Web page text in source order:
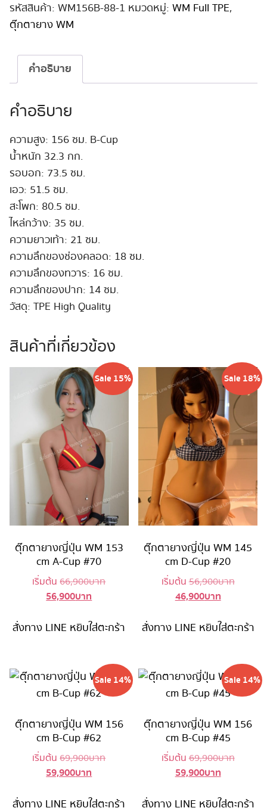
WM
156
cm
รหัสสินค้า: WM156B-88-1 หมวดหมู่: WM Full TPE,
ตุ๊กตายาง WM
คำอธิบาย
คำอธิบาย
ความสูง: 156 ซม. B-Cup
น้ำหนัก 32.3 กก.
รอบอก: 73.5 ซม.
เอว: 51.5 ซม.
สะโพก: 80.5 ซม.
ไหล่กว้าง: 35 ซม.
ความยาวเท้า: 21 ซม.
ความลึกของช่องคลอด: 18 ซม.
ความลึกของทวาร: 16 ซม.
ความลึกของปาก: 14 ซม.
วัสดุ: TPE High Quality
สินค้าที่เกี่ยวข้อง
Sale 15%
ตุ๊กตายางญี่ปุ่น WM 153
cm A-Cup #70
เริ่มต้น66,900บาทOriginal
66,900 บาท.
56,900บาท
is:
สั่งทาง LINE หยิบใส่ตะกร้า
Sale 18%
ตุ๊กตายางญี่ปุ่น WM 145
cm D-Cup #20
เริ่มต้น56,900บาทOriginal
56,900
46,900บาทCurrent
is:
สั่งทาง LINE หยิบใส่ตะกร้า
Sale 14%
ตุ๊กตายางญี่ปุ่น WM 156
cm B-Cup #62
เริ่มต้น69,900บาทOriginal
69,900 บาท.
59,900บาท
is:
สั่งทาง LINE หยิบใส่ตะกร้า
Sale 14%
ตุ๊กตายางญี่ปุ่น WM 156
cm B-Cup #45
เริ่มต้น69,900บาทOriginal
69,900
59,900บาทCurrent
is:
สั่งทาง LINE หยิบใส่ตะกร้า